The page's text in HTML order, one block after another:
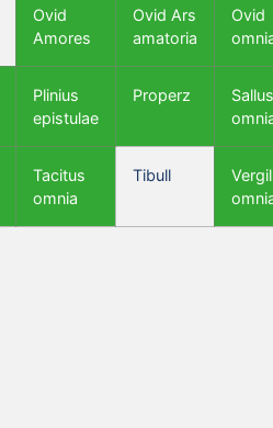
Ovid
Amores
Ovid Ars
amatoria
Ovid
Plinius
epistulae
Properz
Tacitus
omnia
Tibull
Vergil